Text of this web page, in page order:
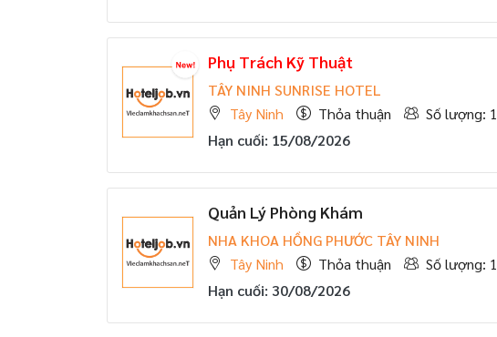
Phụ Trách Kỹ Thuật
TÂY NINH SUNRISE HOTEL
Tây Ninh
Thỏa thuận
Số lượng: 1
Hạn cuối: 15/08/2026
Quản Lý Phòng Khám
NHA KHOA HỒNG PHƯỚC TÂY NINH
Tây Ninh
Thỏa thuận
Số lượng: 1
Hạn cuối: 30/08/2026